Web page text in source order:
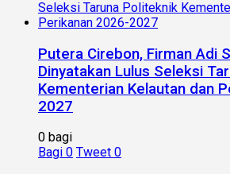
Putera Cirebon, Firman Adi
Dinyatakan Lulus Seleksi
Kementerian Kelautan dan
2027
0 bagi
Bagi 0 Tweet 0